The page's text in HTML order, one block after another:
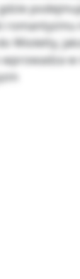
Wioletty,
w